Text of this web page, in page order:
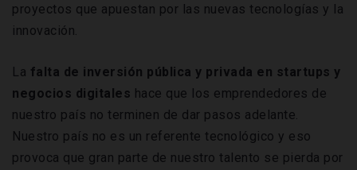
proyectos que apuestan por las nuevas tecnologías y la
innovación.
La falta de inversión pública y privada en startups y
negocios digitales hace que los emprendedores de
nuestro país no terminen de dar pasos adelante.
Nuestro país no es un referente tecnológico y eso
provoca que gran parte de nuestro talento se pierda por